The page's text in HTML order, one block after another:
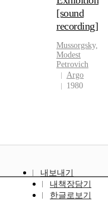
[sound
recording]
Mussorgsky,
Modest
Petrovich
Argo
1980
내보내기
내책장담기
한글로보기